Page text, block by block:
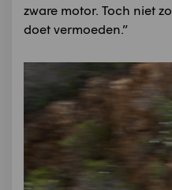
zware motor. Toch niet
doet vermoeden.”